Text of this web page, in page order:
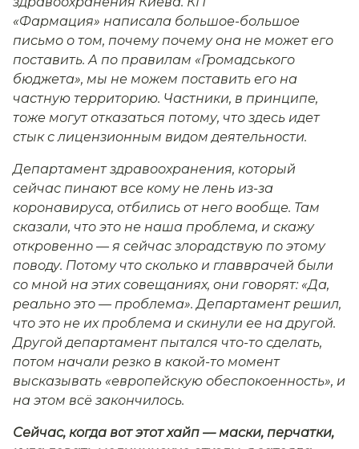
«Фармация» написала большое-большое
письмо о том, почему почему она не может его
поставить. А по правилам «Громадського
бюджета», мы не можем поставить его на
частную территорию. Частники, в принципе,
тоже могут отказаться потому, что здесь идет
стык с лицензионным видом деятельности.
Департамент здравоохранения, который
сейчас пинают все кому не лень из-за
коронавируса, отбились от него вообще. Там
сказали, что это не наша проблема, и скажу
откровенно — я сейчас злорадствую по этому
поводу. Потому что сколько и главврачей были
со мной на этих совещаниях, они говорят: «Да,
реально это — проблема». Департамент решил,
что это не их проблема и скинули ее на другой.
Другой департамент пытался что-то сделать,
потом начали резко в какой-то момент
высказывать «европейскую обеспокоенность», и
на этом всё закончилось.
Сейчас, когда вот этот хайп —маски, перчатки,